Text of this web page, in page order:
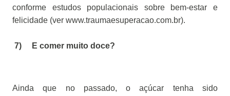
conforme estudos populacionais sobre bem-estar e
felicidade (ver www.traumaesuperacao.com.br).
7) E comer muito doce?
Ainda que no passado, o açúcar tenha sido